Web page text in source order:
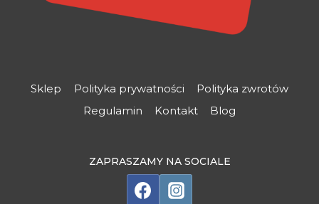
Sklep Polityka prywatności
Polityka zwrotów
Regulamin
Kontakt Blog
ZAPRASZAMY NA SOCIALE